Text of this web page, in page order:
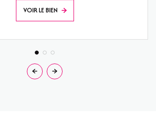
VOIR LE BIEN